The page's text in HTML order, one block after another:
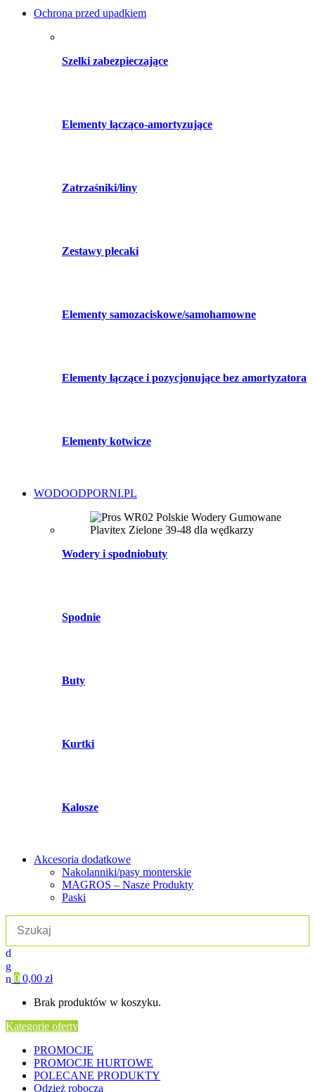
Ochrona przed upadkiem
Szelki zabezpieczające
Elementy łącząco-amortyzujące
Zatrzaśniki/liny
Zestawy plecaki
Elementy samozaciskowe/samohamowne
Elementy łączące i pozycjonujące bez amortyzatora
Elementy kotwicze
WODOODPORNI.PL
Wodery i spodniobuty
Spodnie
Buty
Kurtki
Kalosze
Akcesoria dodatkowe
Nakolanniki/pasy monterskie
MAGROS – Nasze Produkty
Paski
0 0,00 zł
Brak produktów w koszyku.
Kategorie oferty
PROMOCJE
PROMOCJE HURTOWE
POLECANE PRODUKTY
Odzież robocza